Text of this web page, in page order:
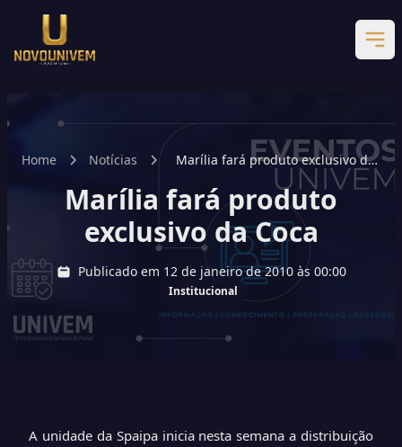
Home Notícias
Marília fará produto exclusivo da
Marília fará produto
exclusivo da Coca
Publicado em 12 de janeiro de 2010 às 00:00
Institucional
A unidade da Spaipa inicia nesta semana a distribuição